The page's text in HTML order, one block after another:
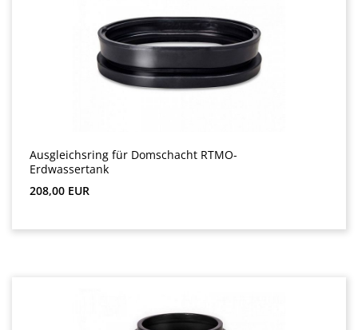
Ausgleichsring für Domschacht RTMO-
Erdwassertank
Preț obișnuit:
208,00 EUR